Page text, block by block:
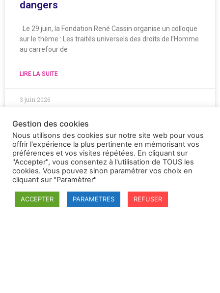
dangers
Le 29 juin, la Fondation René Cassin organise un colloque
sur le thème : Les traités universels des droits de l’Homme
au carrefour de
LIRE LA SUITE
3 juin 2026
Gestion des cookies
Nous utilisons des cookies sur notre site web pour vous
offrir l'expérience la plus pertinente en mémorisant vos
préférences et vos visites répétées. En cliquant sur
"Accepter", vous consentez à l'utilisation de TOUS les
cookies. Vous pouvez sinon paramétrer vos choix en
cliquant sur "Paramètrer"
ACCEPTER PARAMETRES REFUSER